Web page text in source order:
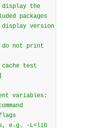
packages
variables: